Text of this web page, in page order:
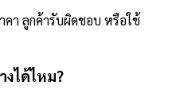
คา ลูกค้ารับผิดชอบ หรือใช้
ได้ไหม?